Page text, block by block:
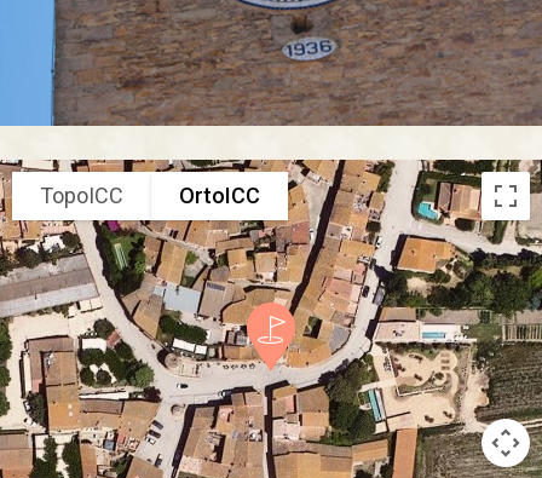
TopoICC OrtoICC